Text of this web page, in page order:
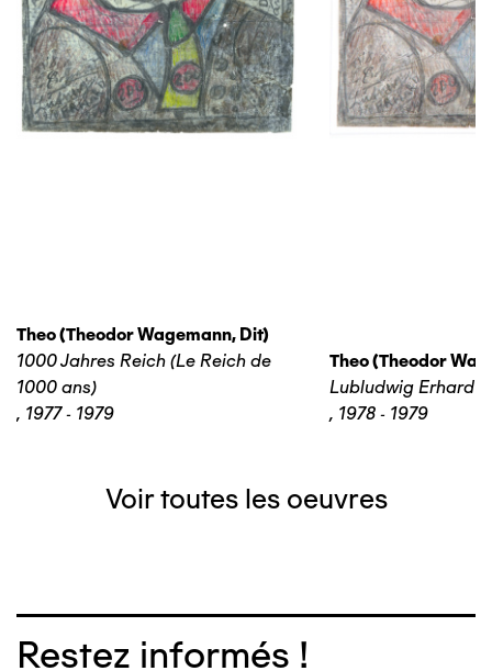
Theo (theodor Wagemann, Dit)
1000 Jahres Reich (Le Reich de
1000 ans)
, 1977 - 1979
Theo (theodor
Lubludwig Erhard
, 1978 - 1979
Voir toutes les oeuvres
Restez informés !